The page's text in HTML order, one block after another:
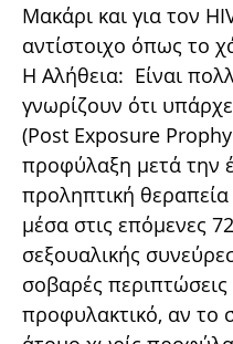
Μακάρι και για τον
αντίστοιχο όπως το
Η Αλήθεια: Είναι
γνωρίζουν ότι
(Post Exposure
προφύλαξη μετά την
προληπτική
μέσα στις επόμενες
σεξουαλικής
σοβαρές
προφυλακτικό, αν το